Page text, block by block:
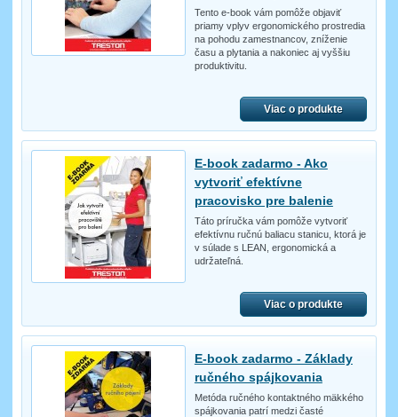
Tento e-book vám pomôže objaviť
priamy vplyv ergonomického prostredia
na pohodu zamestnancov, zníženie
času a plytania a nakoniec aj vyššiu
produktivitu.
Viac o produkte
E-book zadarmo - Ako
vytvoriť efektívne
pracovisko pre balenie
Táto príručka vám pomôže vytvoriť
efektívnu ručnú baliacu stanicu, ktorá je
v súlade s LEAN, ergonomická a
udržateľná.
Viac o produkte
E-book zadarmo - Základy
ručného spájkovania
Metóda ručného kontaktného mäkkého
spájkovania patrí medzi časté